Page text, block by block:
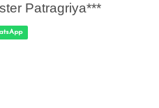
Patragriya***